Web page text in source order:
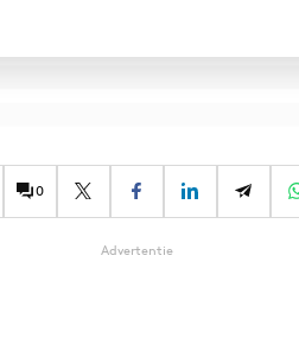
0
Advertentie